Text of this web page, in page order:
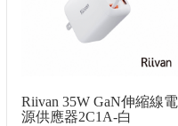
Riivan 35W GaN伸縮線電
源供應器2C1A-白